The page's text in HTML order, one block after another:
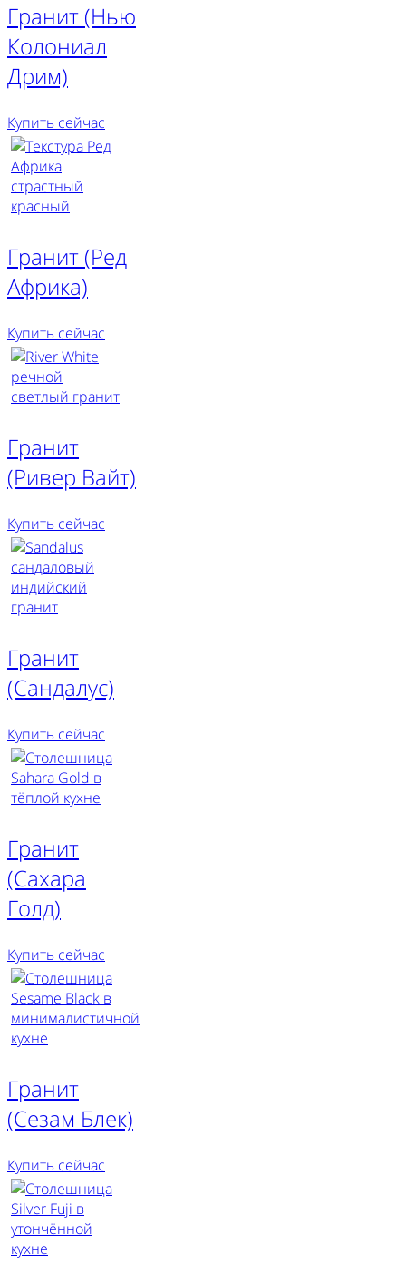
Гранит (Нью
Колониал
Дрим)
Купить сейчас
Гранит (Ред
Африка)
Купить сейчас
Гранит
(Ривер Вайт)
Купить сейчас
Гранит
(Сандалус)
Купить сейчас
Гранит
(Сахара
Голд)
Купить сейчас
Гранит
(Сезам Блек)
Купить сейчас